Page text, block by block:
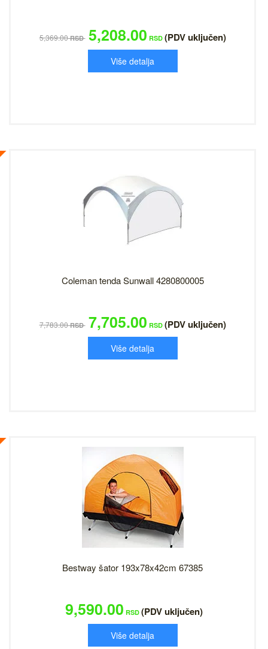
5,369.00RSD 5,208.00 RSD (PDV uključen)
Više detalja
Coleman tenda Sunwall 4280800005
7,783.00RSD 7,705.00 RSD (PDV uključen)
Više detalja
Bestway šator 193x78x42cm 67385
9,590.00 RSD (PDV uključen)
Više detalja